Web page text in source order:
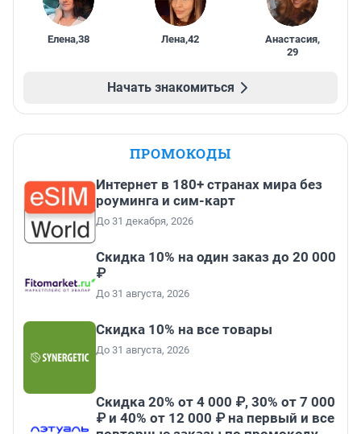
Елена,38 Лена,42 Анастасия,
29
Начать знакомиться
ПРОМОКОДЫ
Интернет в 180+ странах мира без
роуминга и сим-карт
До 31 декабря, 2026
Скидка 10% на один заказ до 20 000
₽
До 31 августа, 2026
Скидка 10% на все товары
До 31 августа, 2026
Скидка 20% от 4 000 ₽, 30% от 7 000
₽ и 40% от 12 000 ₽ на первый и все